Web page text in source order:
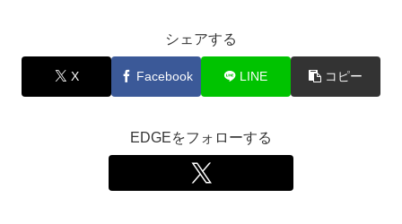
シェアする
X Facebook LINE コピー
EDGEをフォローする